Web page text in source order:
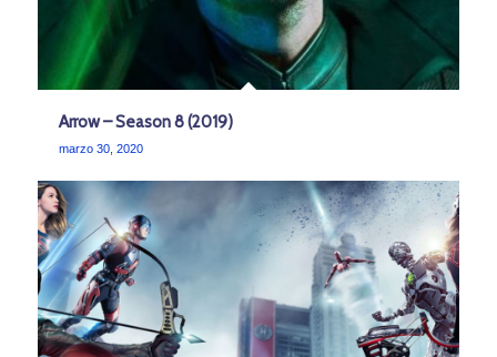
Arrow – Season 8 (2019)
marzo 30, 2020